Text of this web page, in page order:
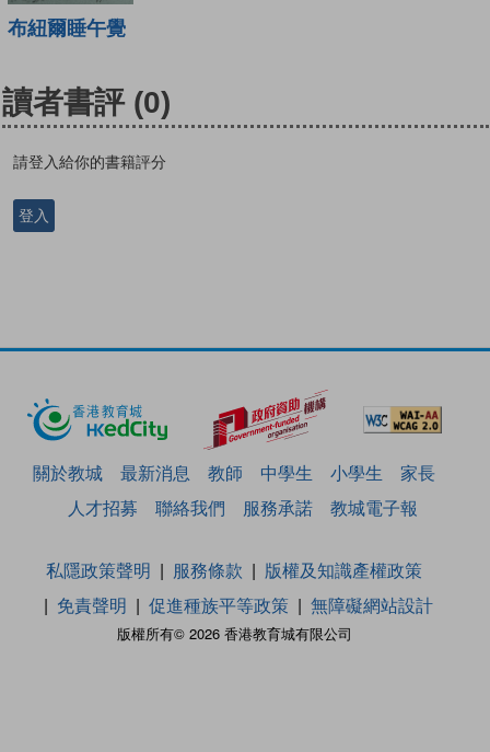
布紐爾睡午覺
讀者書評 (0)
請登入給你的書籍評分
登入
關於教城 最新消息 教師 中學生 小學生
家長
人才招募
聯絡我們 服務承諾 教城電子報
版權所有© 2026 香港教育城有限公司
私隱政策聲明 服務條款
版權及知識產權政策
免責聲明
促進種族平等政策 無障礙網站設計